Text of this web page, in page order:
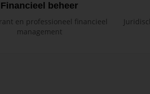
Financieel beheer
en professioneel financieel
management